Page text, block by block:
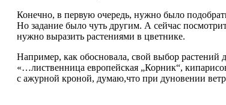
Конечно, в первую очередь, нужно было
Но задание было чуть другим. А сейчас
нужно выразить растениями в цветнике.
Например, как обосновала, свой выбор
«…лиственница европейская „Корник“,
с ажурной кроной, думаю,что при дуновении